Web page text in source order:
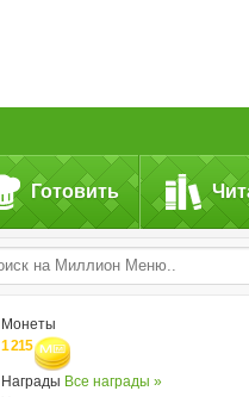
Готовить
Монеты
1 215
Награды Все награды »